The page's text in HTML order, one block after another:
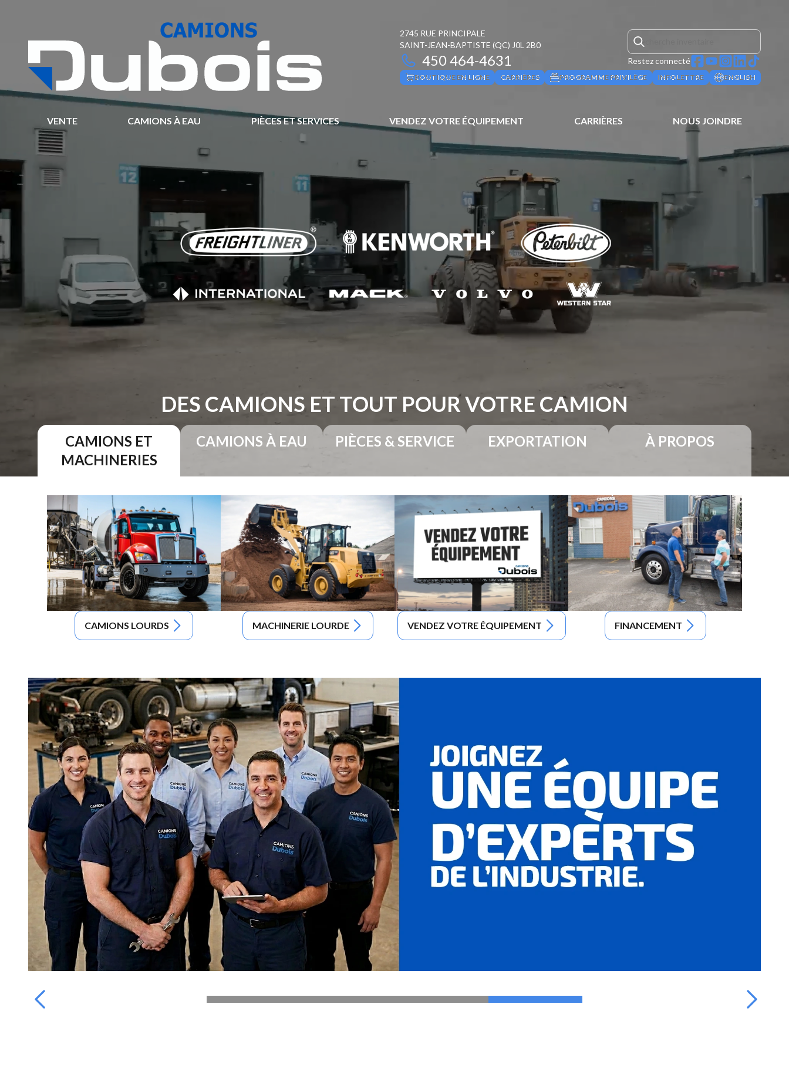
2745 RUE PRINCIPALE
SAINT-JEAN-BAPTISTE (QC) J0L 2B0
450 464-4631 Restez connecté
BOUTIQUE EN LIGNE CARRIÈRES PROGRAMME PRIVILÈGE INFOLETTRE ENGLISH
VENTE CAMIONS À EAU PIÈCES ET SERVICES VENDEZ VOTRE ÉQUIPEMENT CARRIÈRES NOUS JOINDRE
DES CAMIONS ET TOUT POUR VOTRE CAMION
CAMIONS ET
MACHINERIES
CAMIONS À EAU PIÈCES & SERVICE EXPORTATION À PROPOS
CAMIONS LOURDS MACHINERIE LOURDE VENDEZ VOTRE ÉQUIPEMENT FINANCEMENT